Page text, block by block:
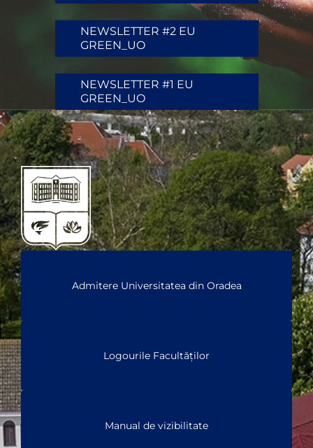
NEWSLETTER #2 EU
GREEN_UO
NEWSLETTER #1 EU
GREEN_UO
Admitere Universitatea din Oradea
Logourile Facultăților
Manual de vizibilitate